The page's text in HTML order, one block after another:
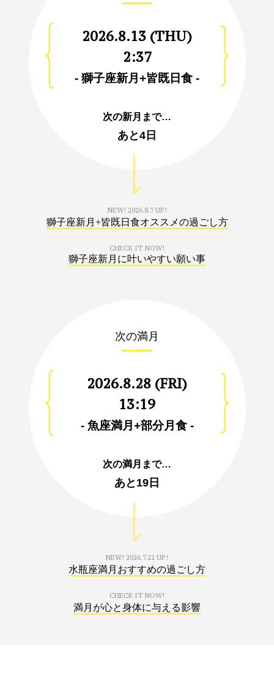
2026.8.13 (THU)
2:37
- 獅子座新月+皆既日食 -
次の新月まで…
あと4日
NEW! 2026.8.7 UP!
獅子座新月+皆既日食オススメの過ごし方
CHECK IT NOW!
獅子座新月に叶いやすい願い事
次の満月
2026.8.28 (FRI)
13:19
- 魚座満月+部分月食 -
次の満月まで…
あと 19日
NEW! 2026.7.22 UP!
水瓶座満月おすすめの過ごし方
CHECK IT NOW!
満月が心と身体に与える影響